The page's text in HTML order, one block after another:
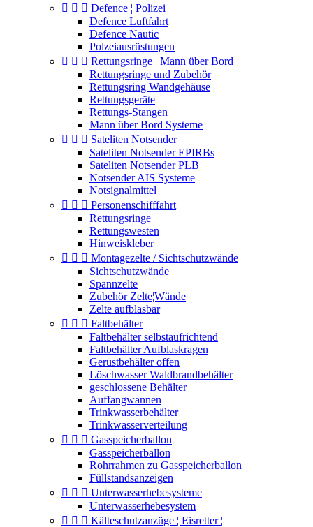
   Defence ¦ Polizei
Defence Luftfahrt
Defence Nautic
Polzeiausrüstungen
   Rettungsringe ¦ Mann über Bord
Rettungsringe und Zubehör
Rettungsring Wandgehäuse
Rettungsgeräte
Rettungs-Stangen
Mann über Bord Systeme
   Sateliten Notsender
Sateliten Notsender EPIRBs
Sateliten Notsender PLB
Notsender AIS Systeme
Notsignalmittel
   Personenschifffahrt
Rettungsringe
Rettungswesten
Hinweiskleber
   Montagezelte / Sichtschutzwände
Sichtschutzwände
Spannzelte
Zubehör Zelte¦Wände
Zelte aufblasbar
   Faltbehälter
Faltbehälter selbstaufrichtend
Faltbehälter Aufblaskragen
Gerüstbehälter offen
Löschwasser Waldbrandbehälter
geschlossene Behälter
Auffangwannen
Trinkwasserbehälter
Trinkwasserverteilung
   Gasspeicherballon
Gasspeicherballon
Rohrrahmen zu Gasspeicherballon
Füllstandsanzeigen
   Unterwasserhebesysteme
Unterwasserhebesystem
   Kälteschutzanzüge ¦ Eisretter ¦